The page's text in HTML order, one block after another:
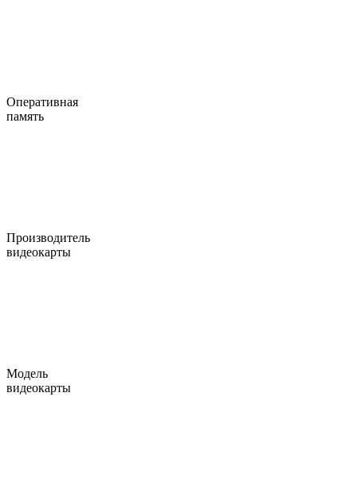
Оперативная
память
Производитель
видеокарты
Модель
видеокарты